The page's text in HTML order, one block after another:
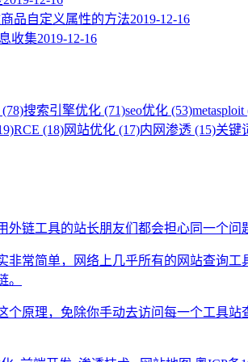
品自定义属性的方法2019-12-16
收集2019-12-16
(78)搜索引擎优化 (71)seo优化 (53)metasploit
RCE (18)网站优化 (17)内网渗透 (15)关键
外链工具的站长朋友们都会担心同一个
非常简单，网络上几乎所有的网站查询
。
个原理，免除你手动去访问每一个工具